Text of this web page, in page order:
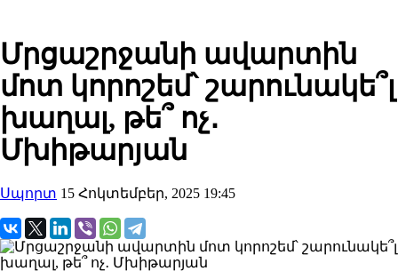
Մրցաշրջանի ավարտին
մոտ կորոշեմ՝ շարունակե՞լ
խաղալ, թե՞ ոչ․
Մխիթարյան
Սպորտ 15 Հոկտեմբեր, 2025 19:45